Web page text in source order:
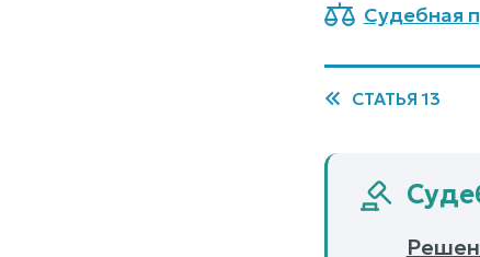
Судебная
СТАТЬЯ 13